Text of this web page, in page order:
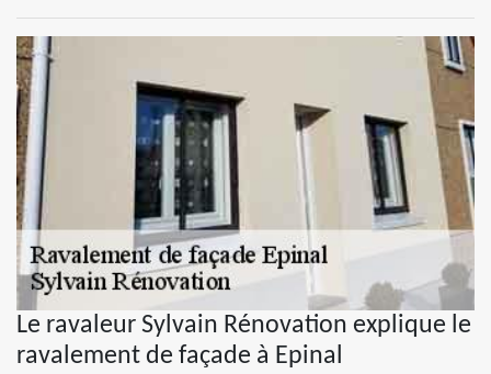
Le ravaleur Sylvain Rénovation explique le
ravalement de façade à Epinal